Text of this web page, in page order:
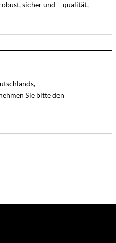
sicher und – qualität,
Sie bitte den